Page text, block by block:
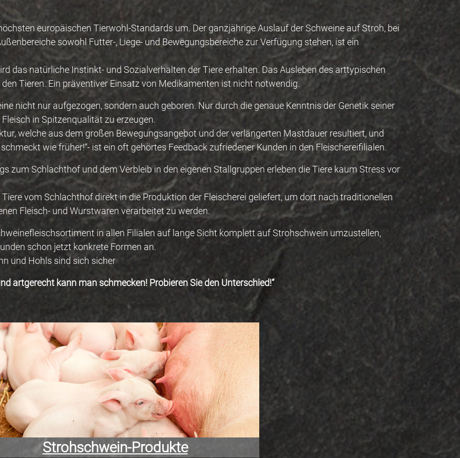
europäischen Tierwohl-Standards um. Der ganzjährige Auslauf der Schweine auf Stroh, bei
sowohl Futter-, Liege- und Bewegungsbereiche zur Verfügung stehen, ist ein
das natürliche Instinkt- und Sozialverhalten der Tiere erhalten. Das Ausleben des arttypischen
Tieren. Ein präventiver Einsatz von Medikamenten ist nicht notwendig.
nicht nur aufgezogen, sondern auch geboren. Nur durch die genaue Kenntnis der Genetik seiner
in Spitzenqualität zu erzeugen.
welche aus dem großen Bewegungsangebot und der verlängerten Mastdauer resultiert, und
wie früher!“- ist ein oft gehörtes Feedback zufriedener Kunden in den Fleischereifilialen.
zum Schlachthof und dem Verbleib in den eigenen Stallgruppen erleben die Tiere kaum Stress vor
vom Schlachthof direkt in die Produktion der Fleischerei geliefert, um dort nach traditionellen
Fleisch- und Wurstwaren verarbeitet zu werden.
in allen Filialen auf lange Sicht komplett auf Strohschwein umzustellen,
schon jetzt konkrete Formen an.
und Hohls sind sich sicher
artgerecht kann man schmecken! Probieren Sie den Unterschied!“
Strohschwein-Produkte